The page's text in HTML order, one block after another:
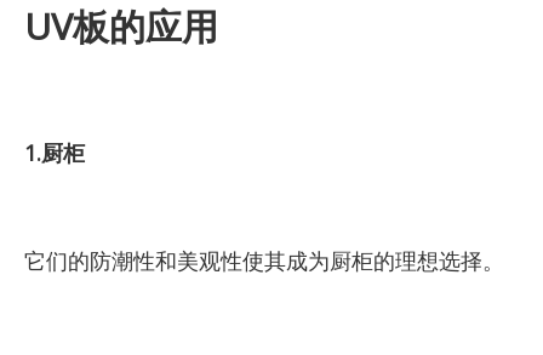
UV板的应用
1.厨柜
它们的防潮性和美观性使其成为厨柜的理想选择。